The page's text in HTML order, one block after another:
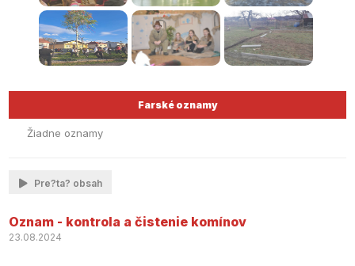
Farské oznamy
Žiadne oznamy
Pre?ta? obsah
Oznam - kontrola a čistenie komínov
23.08.2024